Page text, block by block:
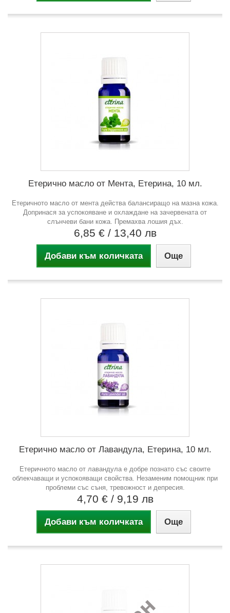
Етерично масло от Мента, Етерина, 10 мл.
Етеричното масло от мента действа балансиращо на мазна кожа.
Допринася за успокояване и охлаждане на зачервената от
слънчеви бани кожа. Премахва лошия дъх.
6,85 € / 13,40 лв
Добави към количката Още
Етерично масло от Лавандула, Етерина, 10 мл.
Етеричното масло от лавандула е добре познато със своите
облекчаващи и успокояващи свойства. Незаменим помощник при
проблеми със съня, тревожност и депресия.
4,70 € / 9,19 лв
Добави към количката Още